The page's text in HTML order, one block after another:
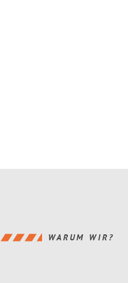
WARUM WIR?